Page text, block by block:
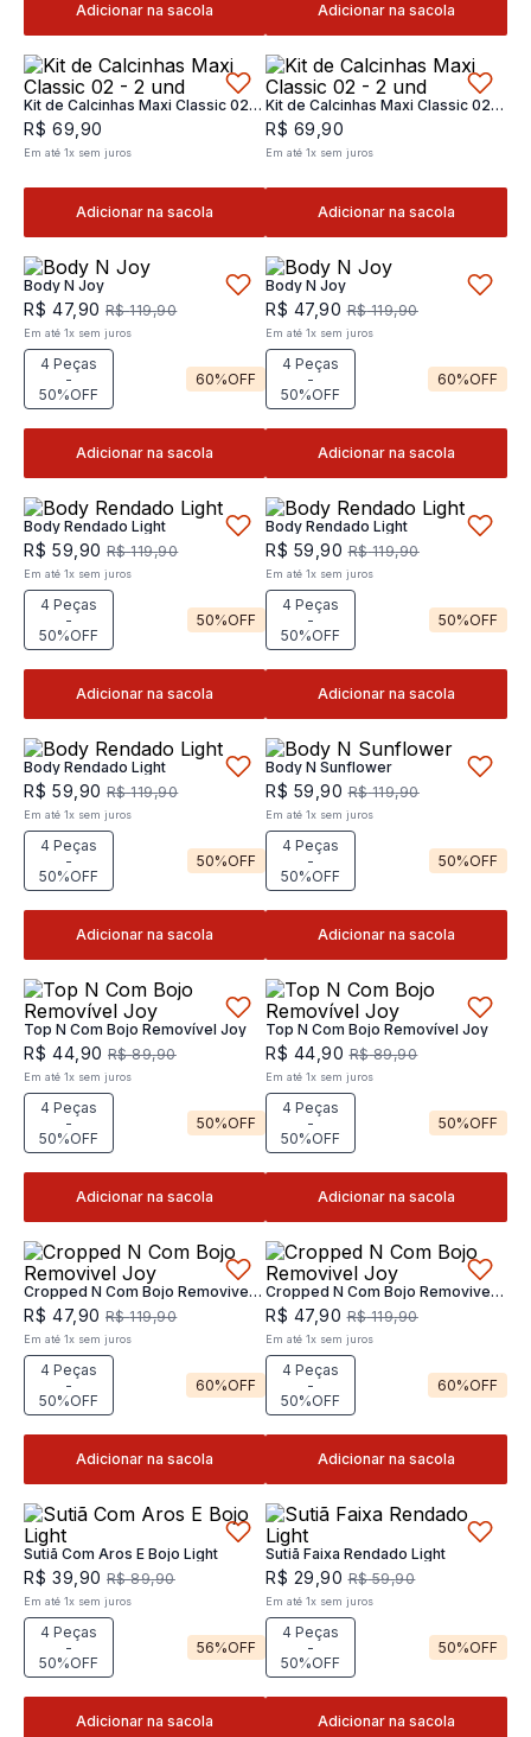
Adicionar na sacola Adicionar na sacola
Kit de Calcinhas Maxi Classic 02 -
2 und
R$ 69 90
Em até1x sem juros
Adicionar na sacola
Kit de Calcinhas Maxi Classic 02 -
2 und
R$ 69 ,90
Em até 1x sem juros
Adicionar na sacola
Body N Joy
R$ 47, 90 R$ 119,90
Em até1x sem juros
4 Peças
-
50%OFF
60%OFF
Adicionar na sacola
Body N Joy
R$ 47,90 R$ 119,90
Em até 1x sem juros
4 Peças
-
50%OFF
60%OFF
Adicionar na sacola
Body Rendado Light
R$ 59 90 R$ 119,90
Em até1x sem juros
4 Peças
-
50%OFF
50%OFF
Adicionar na sacola
Body Rendado Light
R$ 59 ,90 R$ 119,90
Em até 1x sem juros
4 Peças
-
50%OFF
50%OFF
Adicionar na sacola
Body Rendado Light
R$ 59 90 R$ 119,90
Em até1x sem juros
4 Peças
-
50%OFF
50%OFF
Adicionar na sacola
Body N Sunflower
R$ 59 ,90 R$ 119,90
Em até 1x sem juros
4 Peças
-
50%OFF
50%OFF
Adicionar na sacola
Top N Com Bojo Removível Joy
R$ 44 90 R$ 89,90
Em até1x sem juros
4 Peças
-
50%OFF
50%OFF
Adicionar na sacola
Top N Com Bojo Removível Joy
R$ 44 ,90 R$ 89,90
Em até 1x sem juros
4 Peças
-
50%OFF
50%OFF
Adicionar na sacola
Cropped N Com Bojo Removivel
Joy
R$ 47, 90 R$ 119,90
Em até1x sem juros
4 Peças
-
50%OFF
60%OFF
Adicionar na sacola
Cropped N Com Bojo Removivel
Joy
R$ 47,90 R$ 119,90
Em até 1x sem juros
4 Peças
-
50%OFF
60%OFF
Adicionar na sacola
Sutiã Com Aros E Bojo Light
R$ 39 90 R$ 89,90
Em até1x sem juros
4 Peças
-
50%OFF
56%OFF
Adicionar na sacola
Sutiã Faixa Rendado Light
R$ 29 ,90 R$ 59,90
Em até 1x sem juros
4 Peças
-
50%OFF
50%OFF
Adicionar na sacola